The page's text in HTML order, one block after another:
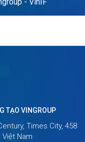
TẠO VINGROUP
Times City, 458
Việt Nam